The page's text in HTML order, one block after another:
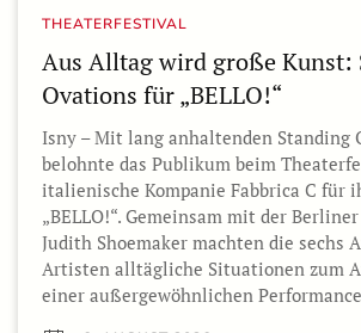
THEATERFESTIVAL
Aus Alltag wird große Kunst:
Ovations für „BELLO!“
Isny – Mit lang anhaltenden Standing
belohnte das Publikum beim
italienische Kompanie Fabbrica C für
„BELLO!“. Gemeinsam mit der
Judith Shoemaker machten die sechs
Artisten alltägliche Situationen zum
einer außergewöhnlichen